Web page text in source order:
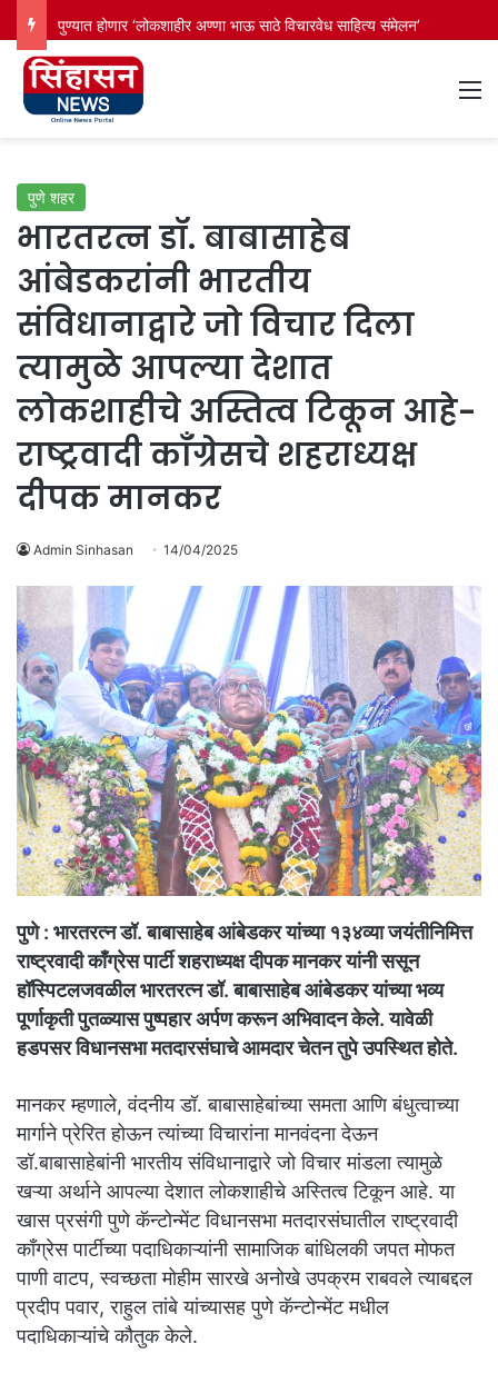
पुण्यात होणार ‘लोकशाहीर अण्णा भाऊ साठे विचारवेध साहित्य संमेलन’
पुणे शहर
भारतरत्न डॉ. बाबासाहेब
आंबेडकरांनी भारतीय
संविधानाद्वारे जो विचार दिला
त्यामुळे आपल्या देशात
लोकशाहीचे अस्तित्व टिकून आहे-
राष्ट्रवादी काँग्रेसचे शहराध्यक्ष
दीपक मानकर
Admin Sinhasan 14/04/2025
पुणे : भारतरत्न डॉ. बाबासाहेब आंबेडकर यांच्या १३४व्या जयंतीनिमित्त
राष्ट्रवादी काँग्रेस पार्टी शहराध्यक्ष दीपक मानकर यांनी ससून
हॉस्पिटलजवळील भारतरत्न डॉ. बाबासाहेब आंबेडकर यांच्या भव्य
पूर्णाकृती पुतळ्यास पुष्पहार अर्पण करून अभिवादन केले. यावेळी
हडपसर विधानसभा मतदारसंघाचे आमदार चेतन तुपे उपस्थित होते.
मानकर म्हणाले, वंदनीय डॉ. बाबासाहेबांच्या समता आणि बंधुत्वाच्या
मार्गाने प्रेरित होऊन त्यांच्या विचारांना मानवंदना देऊन
डॉ.बाबासाहेबांनी भारतीय संविधानाद्वारे जो विचार मांडला त्यामुळे
खऱ्या अर्थाने आपल्या देशात लोकशाहीचे अस्तित्व टिकून आहे. या
खास प्रसंगी पुणे कॅन्टोन्मेंट विधानसभा मतदारसंघातील राष्ट्रवादी
काँग्रेस पार्टीच्या पदाधिकाऱ्यांनी सामाजिक बांधिलकी जपत मोफत
पाणी वाटप, स्वच्छता मोहीम सारखे अनोखे उपक्रम राबवले त्याबद्दल
प्रदीप पवार, राहुल तांबे यांच्यासह पुणे कॅन्टोन्मेंट मधील
पदाधिकाऱ्यांचे कौतुक केले.